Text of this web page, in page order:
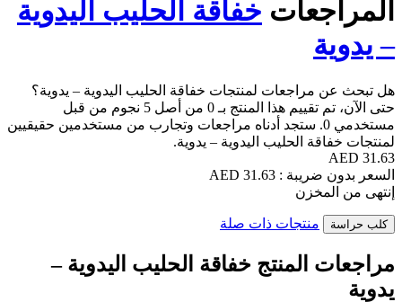
المراجعات خفاقة الحليب اليدوية
– يدوية
هل تبحث عن مراجعات لمنتجات خفاقة الحليب اليدوية – يدوية؟
حتى الآن، تم تقييم هذا المنتج بـ 0 من أصل 5 نجوم من قبل
مستخدمي 0. ستجد أدناه مراجعات وتجارب من مستخدمين حقيقيين
لمنتجات خفاقة الحليب اليدوية – يدوية.
31.63 AED
السعر بدون ضريبة : 31.63 AED
إنتهى من المخزن
كلب حراسة منتجات ذات صلة
مراجعات المنتج خفاقة الحليب اليدوية –
يدوية